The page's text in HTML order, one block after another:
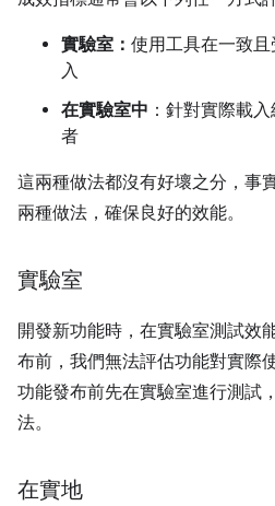
實驗室： 使用工具在一致
入
在實驗室中 ：針對實際載
者
這兩種做法都沒有好壞之分，事
兩種做法，確保良好的效能。
實驗室
開發新功能時，在實驗室測試效
布前，我們無法評估功能對實際
功能發布前先在實驗室進行測試
法。
在實地